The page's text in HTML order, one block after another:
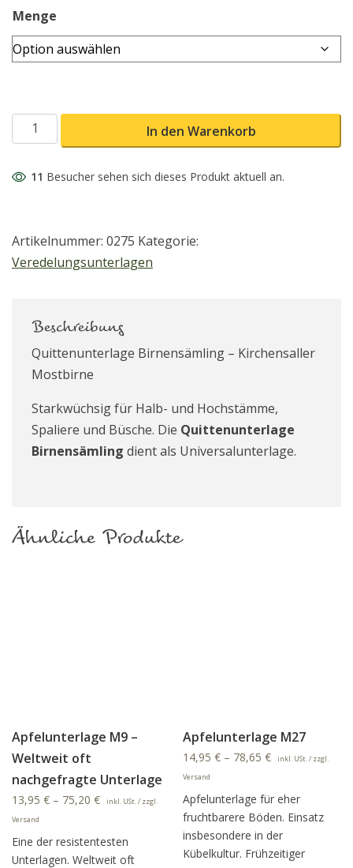
Menge
Quittenunterlage Birnensämling Menge
In den Warenkorb
11 Besucher sehen sich dieses Produkt aktuell an.
Artikelnummer: 0275 Kategorie:
Veredelungsunterlagen
Beschreibung
Quittenunterlage Birnensämling – Kirchensaller
Mostbirne
Starkwüchsig für Halb- und Hochstämme,
Spaliere und Büsche. Die Quittenunterlage
Birnensämling dient als Universalunterlage.
Ähnliche Produkte
Apfelunterlage M9 –
Weltweit oft
nachgefragte Unterlage
13,95 € – 75,20 €
inkl. USt. / zzgl.
Versand
Eine der resistentesten
Unterlagen. Weltweit oft
Apfelunterlage M27
14,95€ – 78,65€
inkl. USt. / zzgl.
Versand
Apfelunterlage für eher
fruchtbarere Böden. Einsatz
insbesondere in der
Kübelkultur. Frühzeitiger